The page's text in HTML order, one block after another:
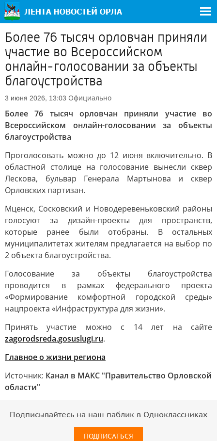
Более 76 тысяч орловчан приняли
участие во Всероссийском
онлайн-голосовании за объекты
благоустройства
3 июня 2026, 13:03 Официально
Более 76 тысяч орловчан приняли участие во
Всероссийском онлайн-голосовании за объекты
благоустройства
Проголосовать можно до 12 июня включительно. В
областной столице на голосование вынесли сквер
Лескова, бульвар Генерала Мартынова и сквер
Орловских партизан.
Мценск, Сосковский и Новодеревеньковский районы
голосуют за дизайн-проекты для пространств,
которые ранее были отобраны. В остальных
муниципалитетах жителям предлагается на выбор по
2 объекта благоустройства.
Голосование за объекты благоустройства
проводится в рамках федерального проекта
«Формирование комфортной городской среды»
нацпроекта «Инфраструктура для жизни».
Принять участие можно с 14 лет на сайте
zagorodsreda.gosuslugi.ru.
Главное о жизни региона
Источник: Канал в МАКС "Правительство Орловской
области"
Подписывайтесь на наш паблик в Одноклассниках
ПОДПИСАТЬСЯ